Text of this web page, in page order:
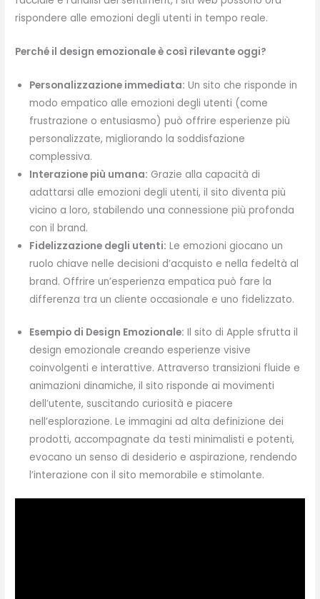
rispondere alle emozioni degli utenti in tempo reale.
Perché il design emozionale è così rilevante oggi?
Personalizzazione immediata: Un sito che risponde in
modo empatico alle emozioni degli utenti (come
frustrazione o entusiasmo) può offrire esperienze più
personalizzate, migliorando la soddisfazione
complessiva.
Interazione più umana: Grazie alla capacità di
adattarsi alle emozioni degli utenti, il sito diventa più
vicino a loro, stabilendo una connessione più profonda
con il brand.
Fidelizzazione degli utenti: Le emozioni giocano un
ruolo chiave nelle decisioni d’acquisto e nella fedeltà al
brand. Offrire un’esperienza empatica può fare la
differenza tra un cliente occasionale e uno fidelizzato.
Esempio di Design Emozionale: Il sito di Apple sfrutta il
design emozionale creando esperienze visive
coinvolgenti e interattive. Attraverso transizioni fluide e
animazioni dinamiche, il sito risponde ai movimenti
dell’utente, suscitando curiosità e piacere
nell’esplorazione. Le immagini ad alta definizione dei
prodotti, accompagnate da testi minimalisti e potenti,
evocano un senso di desiderio e aspirazione, rendendo
l’interazione con il sito memorabile e stimolante.